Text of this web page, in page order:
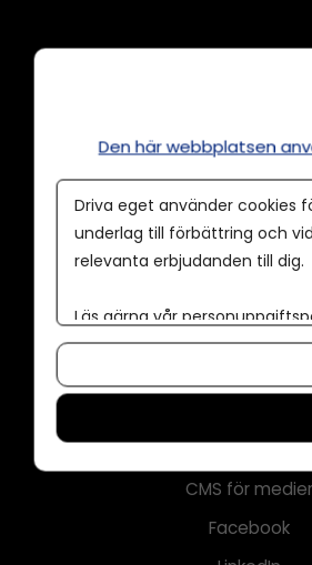
Annonsera
Om cookies
Våra
Policy för AI
Tillgänglighet
Nyhetsbrev
CMS för medier
Facebook
Den här webbplatsen
Driva eget använder cookies
underlag till förbättring och
relevanta erbjudanden till dig.
Läs gärna vår
Om du vill ändra ditt val i